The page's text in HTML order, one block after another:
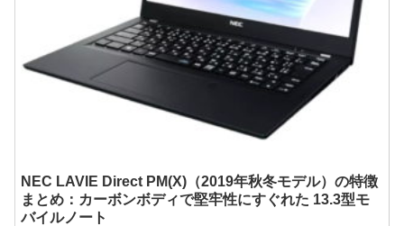
NEC LAVIE Direct PM(X)（2019年秋冬モデル）の特徴
まとめ：カーボンボディで堅牢性にすぐれた 13.3型モ
バイルノート